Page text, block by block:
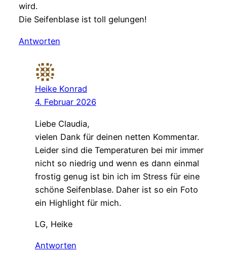
wird.
Die Seifenblase ist toll gelungen!
Antworten
Heike Konrad
4. Februar 2026
Liebe Claudia,
vielen Dank für deinen netten Kommentar.
Leider sind die Temperaturen bei mir immer
nicht so niedrig und wenn es dann einmal
frostig genug ist bin ich im Stress für eine
schöne Seifenblase. Daher ist so ein Foto
ein Highlight für mich.
LG, Heike
Antworten